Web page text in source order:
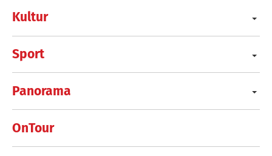
Kultur
Sport
Panorama
OnTour